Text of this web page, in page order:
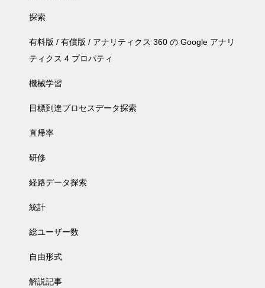
探索
有料版 / 有償版 / アナリティクス 360 の Google アナリ
ティクス 4 プロパティ
機械学習
目標到達プロセスデータ探索
直帰率
研修
経路データ探索
統計
総ユーザー数
自由形式
解説記事